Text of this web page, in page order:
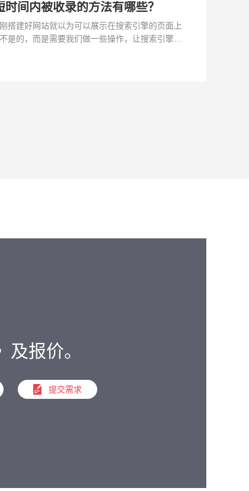
时间内被收录的方法有哪些？
搭建好网站就以为可以展示在搜索引擎的页面上
是的，而是需要我们做一些操作，让搜索引擎的
呢？让小编给大家说说看。
报价。
提交需求